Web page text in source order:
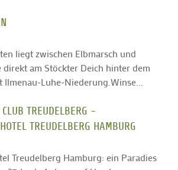
liegt zwischen Elbmarsch und
direkt am Stöckter Deich hinter dem
Luhe-Niederung.Winse...
TREUDELBERG -
TREUDELBERG HAMBURG
Treudelberg Hamburg: ein Paradies